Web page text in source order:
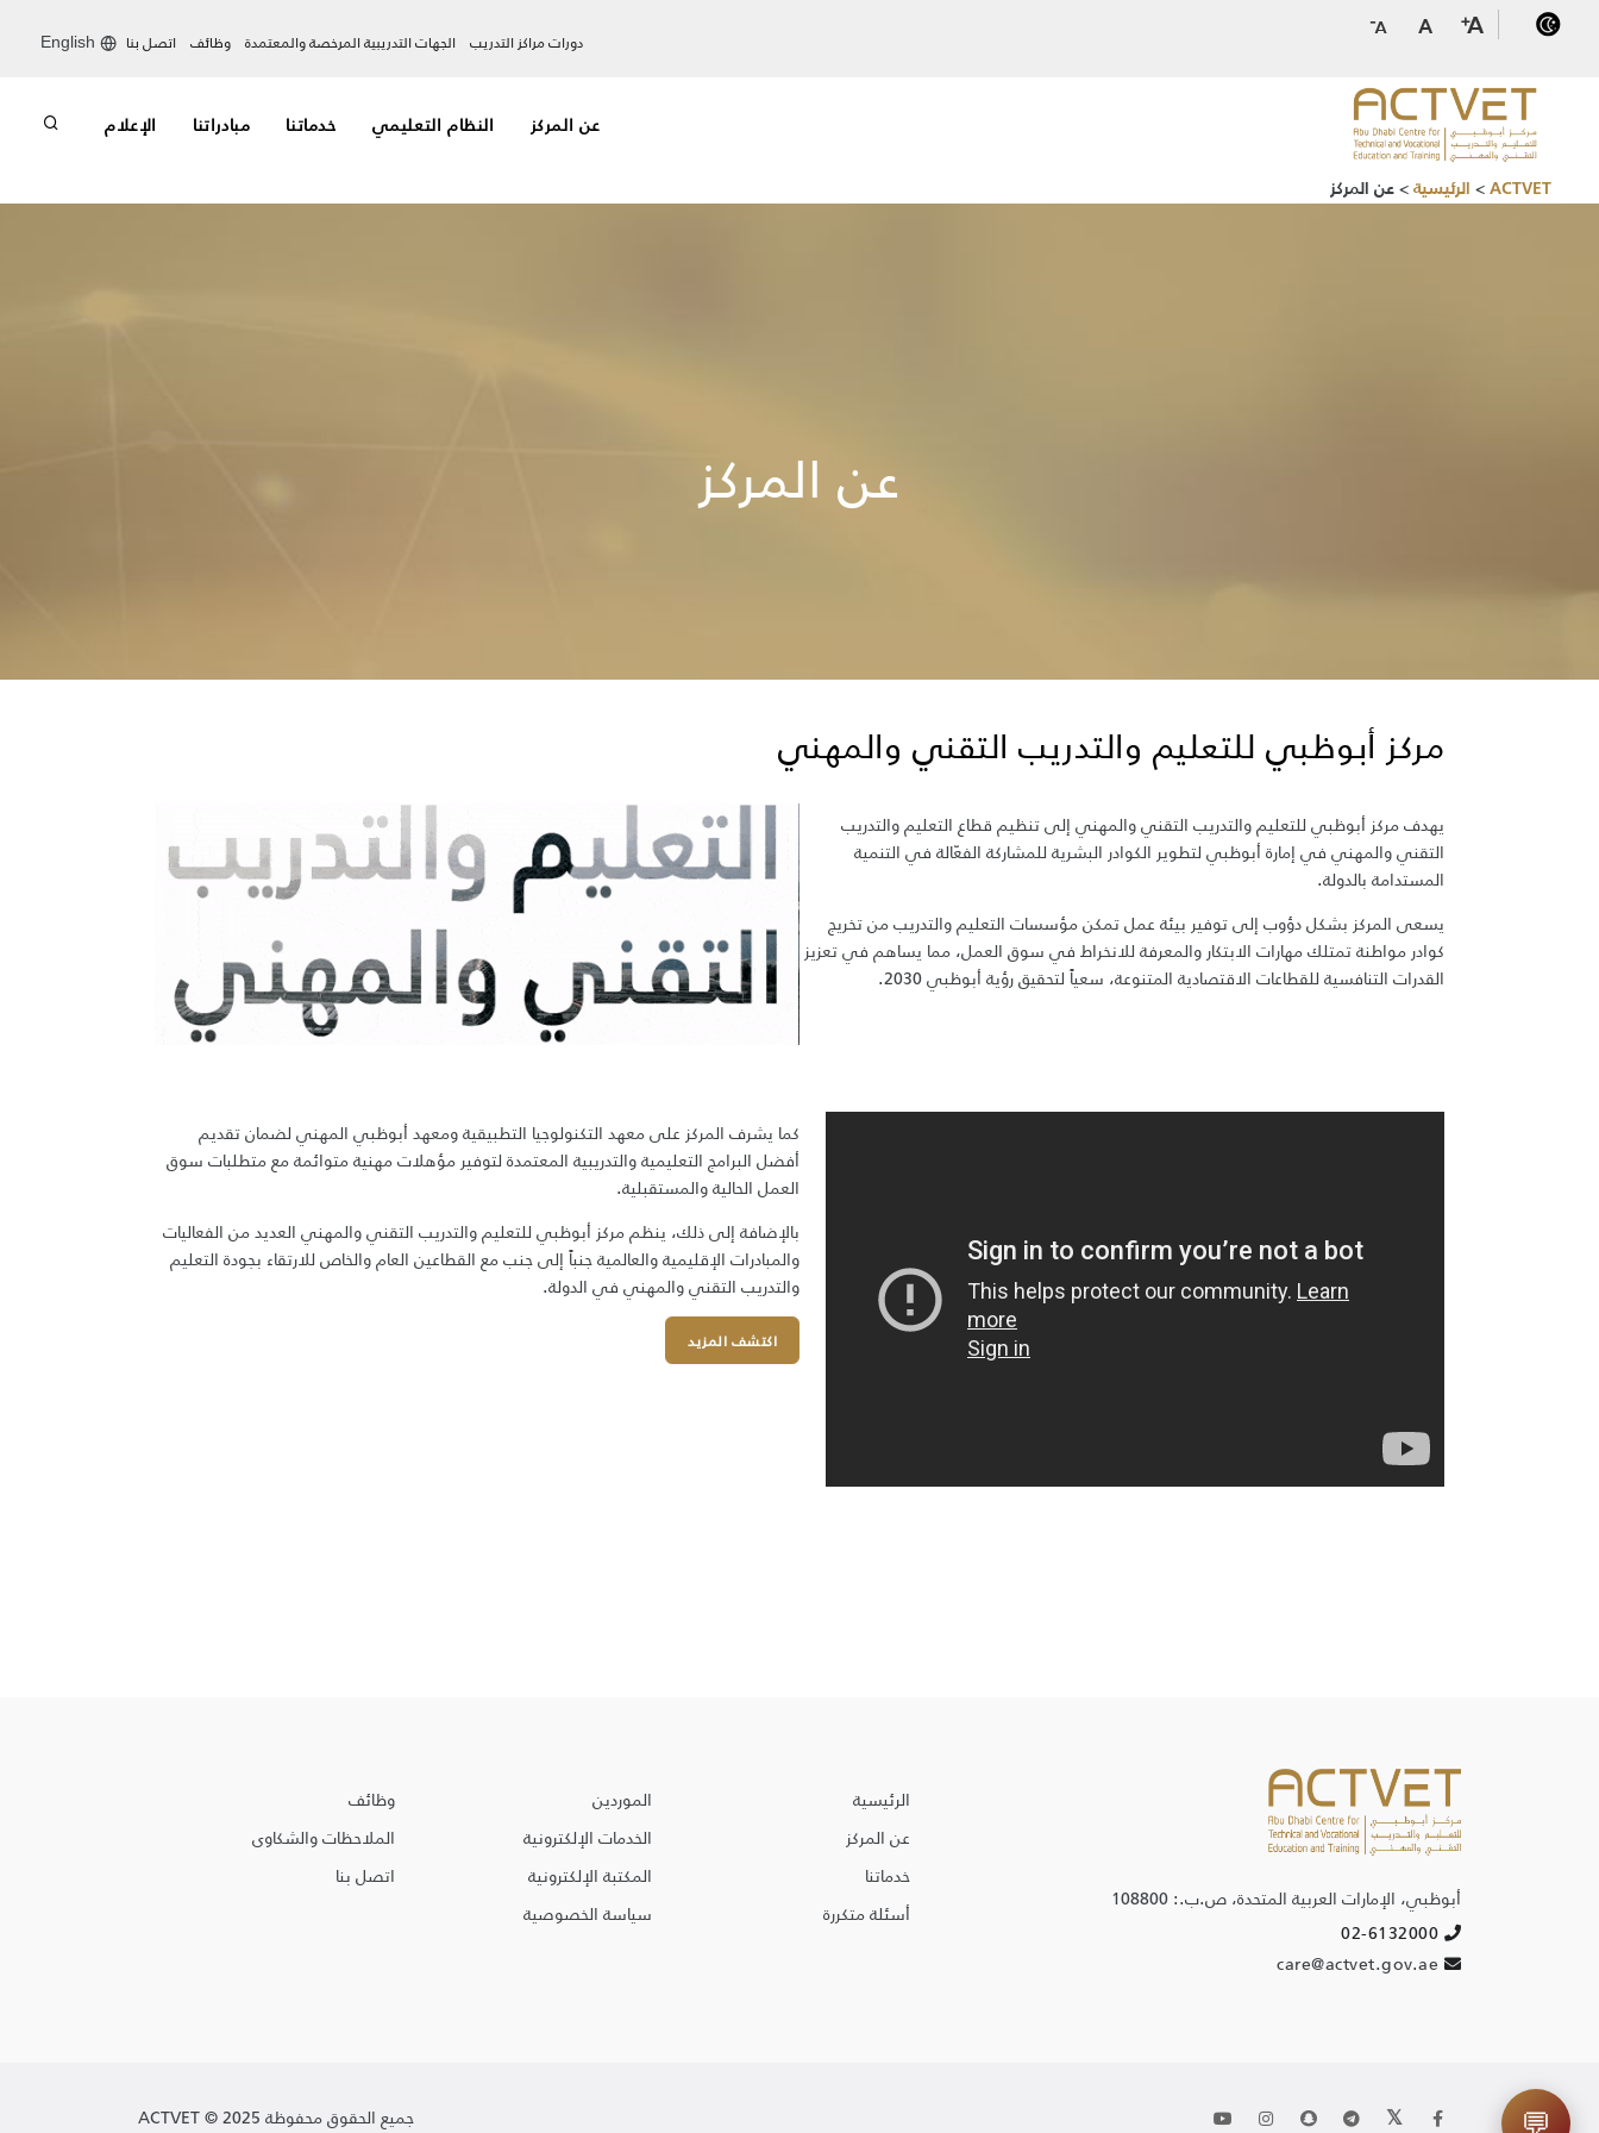
دورات مراكز التدريب الجهات التدريبية المرخصة والمعتمدة وظائف اتصل بنا English
عن المركز النظام التعليمي خدماتنا مبادراتنا
الإعلام
ACTVET
>الرئيسية>عن المركز
عن المركز
مركز أبو​​ظبي للتعليم والتدريب التقني والمهني
يهدف مركز أبوظبي للتعليم والتدريب التقني والمهني إلى تنظيم قطاع التعليم والتدريب
التقني والمهني في إمارة أبوظبي لتطوير الكوادر البشرية للمشاركة الفعّالة في التنمية
المستدامة بالدولة.
يسعى المركز بشكل دؤوب إلى توفير بيئة عمل تمكن مؤسسات الت​​عليم والتدريب من تخريج
كوادر مواطنة تمتلك مهارات الابتكار والمعرفة للانخراط في سوق العمل، مما يساهم في تعزيز
القدرات التنافسية للقطاعات الاقتصادية المت​​ن​​وعة، سعياً​ لتحقيق رؤية أبوظبي 2030.​
كما يشرف المركز على معهد التكنولوجيا التطبيقية ومعهد أبوظبي المهني لضمان تقديم
أفضل البرامج التعليمية والتدريبية المعتمدة لتوفير مؤهلات مهنية متوائمة مع متطلبات سوق
العمل الحالية والمستقبلية.​
بال​​إضافة إلى ذلك، ينظم مركز أبوظبي للتعليم والتدريب التقني والمهني العديد من الفعاليات
والمبادرات الإقليمية والعالمية جنباً إلى جنب مع القطاعين العام والخاص للارتقاء بجودة التعليم
والتدريب التقني والمهني في الدولة. ​​​​​​
اكتشف المزيد
Helpful, fast, secure
أبوظبي، الإمارات العربية المتحدة، ص.ب.: 108800
care@actvet.gov.ae
الرئيسية
عن المركز
خدماتنا
أسئلة متكررة
الموردين
الخدمات الإلكترونية
المكتبة الإلكترونية
سياسة الخصوصية
وظائف
الملاحظات والشكاوى
اتصل بنا
جميع الحقوق محفوظة ACTVET © 2025